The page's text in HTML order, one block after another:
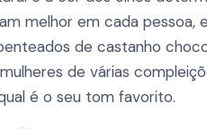
melhor em cada pessoa,
de castanho
de várias
é o seu tom favorito.